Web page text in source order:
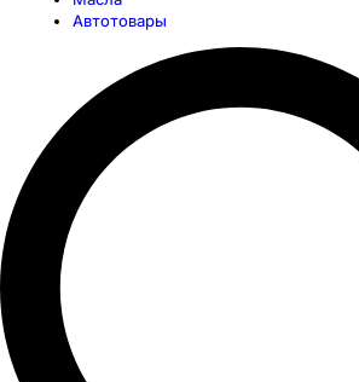
Автотовары